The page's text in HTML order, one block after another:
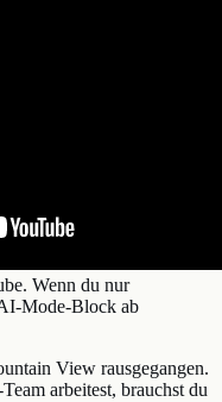
Wenn du nur
Mode-Block ab
View rausgegangen.
arbeitest, brauchst du